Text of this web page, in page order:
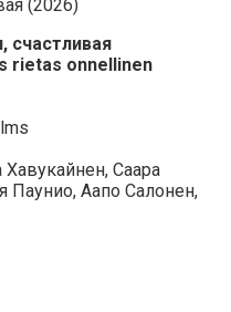
счастливая
rietas onnellinen
Хавукайнен, Саара
Паунио, Аапо Салонен,